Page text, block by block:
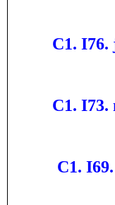
C1. I76.
C1. I73.
C1.